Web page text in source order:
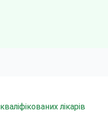
кваліфікованих лікарів